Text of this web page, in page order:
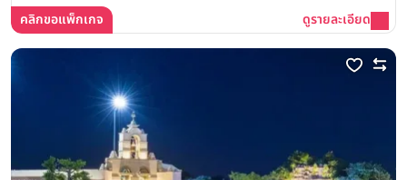
คลิกขอแพ็กเกจ ดูรายละเอียด